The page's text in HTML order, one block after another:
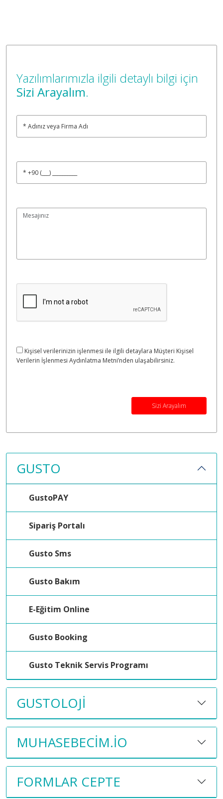
Yazılımlarımızla ilgili detaylı bilgi için
Sizi Arayalım.
Kişisel verilerinizin işlenmesi ile ilgili detaylara Müşteri Kişisel
Verilerin İşlenmesi Aydınlatma Metni’nden ulaşabilirsiniz.
Sizi Arayalım
GUSTO
GustoPAY
Sipariş Portalı
Gusto Sms
Gusto Bakım
E-Eğitim Online
Gusto Booking
Gusto Teknik Servis Programı
GUSTOLOJI
MUHASEBECIM.IO
FORMLAR CEPTE